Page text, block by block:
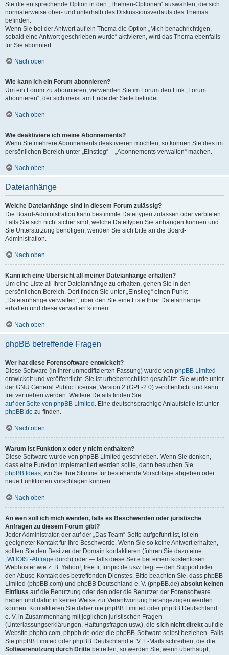
Sie die entsprechende Option in den „Themen-Optionen“ auswählen, die sich
normalerweise ober- und unterhalb des Diskussionsverlaufs des Themas
befinden.
Wenn Sie bei der Antwort auf ein Thema die Option „Mich benachrichtigen,
sobald eine Antwort geschrieben wurde“ aktivieren, wird das Thema ebenfalls
für Sie abonniert.
Nach oben
Wie kann ich ein Forum abonnieren?
Um ein Forum zu abonnieren, verwenden Sie im Forum den Link „Forum
abonnieren“, der sich meist am Ende der Seite befindet.
Nach oben
Wie deaktiviere ich meine Abonnements?
Wenn Sie mehrere Abonnements deaktivieren möchten, so können Sie dies im
persönlichen Bereich unter „Einstieg“ – „Abonnements verwalten“ machen.
Nach oben
Dateianhänge
Welche Dateianhänge sind in diesem Forum zulässig?
Die Board-Administration kann bestimmte Dateitypen zulassen oder verbieten.
Falls Sie sich nicht sicher sind, welche Dateitypen Sie anhängen können und
Sie Unterstützung benötigen, wenden Sie sich bitte an die Board-
Administration.
Nach oben
Kann ich eine Übersicht all meiner Dateianhänge erhalten?
Um eine Liste all Ihrer Dateianhänge zu erhalten, gehen Sie in den
persönlichen Bereich. Dort finden Sie unter „Einstieg“ einen Punkt
„Dateianhänge verwalten“, über den Sie eine Liste Ihrer Dateianhänge
erhalten und diese verwalten können.
Nach oben
phpBB betreffende Fragen
Wer hat diese Forensoftware entwickelt?
Diese Software (in ihrer unmodifizierten Fassung) wurde von phpBB Limited
entwickelt und veröffentlicht. Sie ist urheberrechtlich geschützt. Sie wurde unter
der GNU General Public License, Version 2 (GPL-2.0) veröffentlicht und kann
frei vertrieben werden. Weitere Details finden Sie
auf der Seite von phpBB Limited . Eine deutschsprachige Anlaufstelle ist unter
phpBB.de zu finden.
Nach oben
Warum ist Funktion x oder y nicht enthalten?
Diese Software wurde von phpBB Limited geschrieben. Wenn Sie denken,
dass eine Funktion implementiert werden sollte, dann besuchen Sie
phpBB Ideas, wo Sie Ihre Stimme für bestehende Vorschläge abgeben oder
neue Funktionen vorschlagen können.
Nach oben
An wen soll ich mich wenden, falls es Beschwerden oder juristische
Anfragen zu diesem Forum gibt?
Jeder Administrator, der auf der „Das Team“-Seite aufgeführt ist, ist ein
geeigneter Kontakt für Ihre Beschwerde. Wenn Sie so keine Antwort erhalten,
sollten Sie den Besitzer der Domain kontaktieren (führen Sie dazu eine
„WHOIS“-Abfrage durch) oder — falls diese Seite bei einem kostenlosen
Webhoster wie z. B. Yahoo!, free.fr, funpic.de usw. liegt — den Support oder
den Abuse-Kontakt des betreffenden Dienstes. Bitte beachten Sie, dass phpBB
Limited (phpBB.com) und phpBB Deutschland e. V. (phpBB.de) absolut keinen
Einfluss auf die Benutzung oder den oder die Benutzer der Forensoftware
haben und dafür in keiner Weise zur Verantwortung herangezogen werden
können. Kontaktieren Sie daher nie phpBB Limited oder phpBB Deutschland
e. V. in Zusammenhang mit jeglichen juristischen Fragen
(Unterlassungserklärungen, Haftungsfragen usw.), die sich nicht direkt auf die
Website phpbb.com, phpbb.de oder die phpBB-Software selbst beziehen. Falls
Sie phpBB Limited oder phpBB Deutschland e. V. E-Mails schreiben, die die
Softwarenutzung durch Dritte betreffen, so werden Sie, wenn überhaupt,